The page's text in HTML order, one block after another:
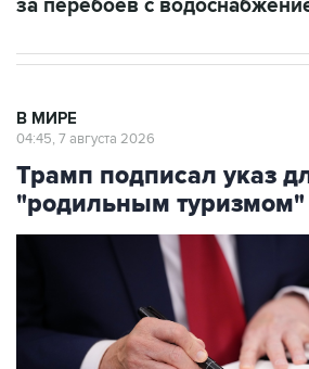
за перебоев с
В МИРЕ
04:45, 7 августа 2026
Трамп подписал указ
"родильным туризмом"